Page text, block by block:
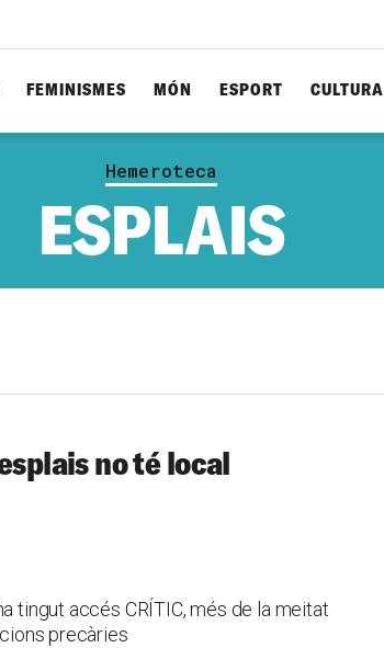
FEMINISMES MÓN ESPORT CULTURA
Hemeroteca
ESPLAIS
no té local
tingut accés CRÍTIC, més de la meitat
precàries